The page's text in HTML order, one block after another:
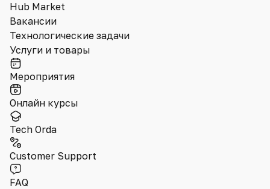
Hub Market
Вакансии
Технологические задачи
Услуги и товары
Мероприятия
Онлайн курсы
Tech Orda
Customer Support
FAQ